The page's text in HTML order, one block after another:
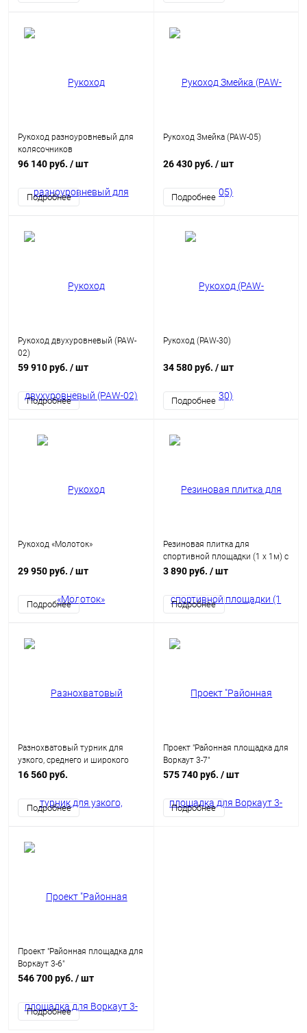
Рукоход разноуровневый для
колясочников
96 140 руб. / шт
Подробнее
Рукоход Змейка (PAW-05)
26 430 руб. / шт
Подробнее
Рукоход двухуровневый (PAW-
02)
59 910 руб. / шт
Подробнее
Рукоход (PAW-30)
34 580 руб. / шт
Подробнее
Рукоход «Молоток»
29 950 руб. / шт
Подробнее
Резиновая плитка для
спортивной площадки (1 х 1м) с
встроенным скрытым
3 890 руб. / шт
Подробнее
Разнохватовый турник для
узкого, среднего и широкого
хвата, в том числе для
16 560 руб.
Подробнее
Проект "Районная площадка для
Воркаут 3-7"
575 740 руб. / шт
Подробнее
Проект "Районная площадка для
Воркаут 3-6"
546 700 руб. / шт
Подробнее